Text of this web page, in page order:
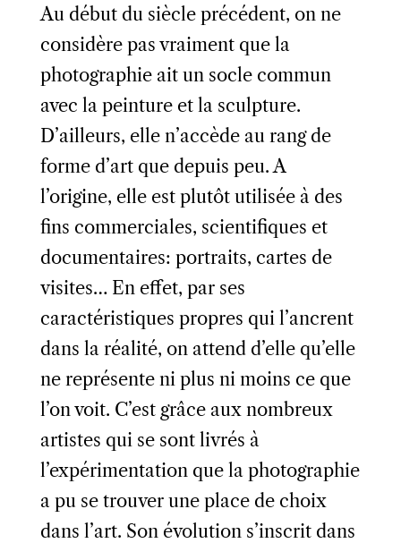
Au début du siècle précédent, on ne
considère pas vraiment que la
photographie ait un socle commun
avec la peinture et la sculpture.
D’ailleurs, elle n’accède au rang de
forme d’art que depuis peu. A
l’origine, elle est plutôt utilisée à des
fins commerciales, scientifiques et
documentaires: portraits, cartes de
visites… En effet, par ses
caractéristiques propres qui l’ancrent
dans la réalité, on attend d’elle qu’elle
ne représente ni plus ni moins ce que
l’on voit. C’est grâce aux nombreux
artistes qui se sont livrés à
l’expérimentation que la photographie
a pu se trouver une place de choix
dans l’art. Son évolution s’inscrit dans